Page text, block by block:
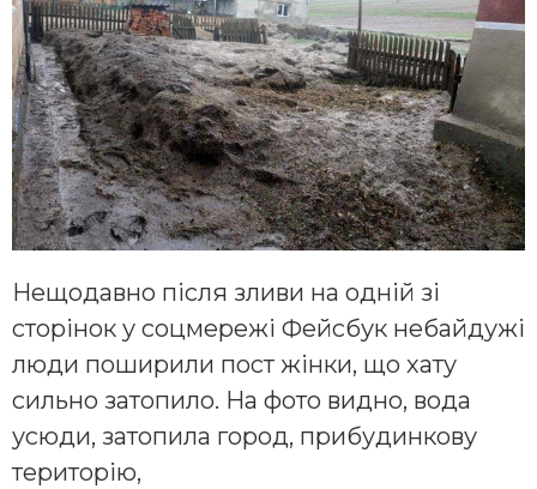
Нещодавно після зливи на одній зі
сторінок у соцмережі Фейсбук небайдужі
люди поширили пост жінки, що хату
сильно затопило. На фото видно, вода
усюди, затопила город, прибудинкову
територію,